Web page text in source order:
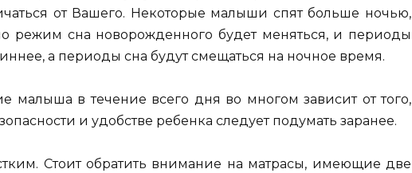
от Вашего. Некоторые малыши спят больше ночью,
режим сна новорожденного будет меняться, и периоды
а периоды сна будут смещаться на ночное время.
малыша в течение всего дня во многом зависит от того,
и удобстве ребенка следует подумать заранее.
Стоит обратить внимание на матрасы, имеющие две